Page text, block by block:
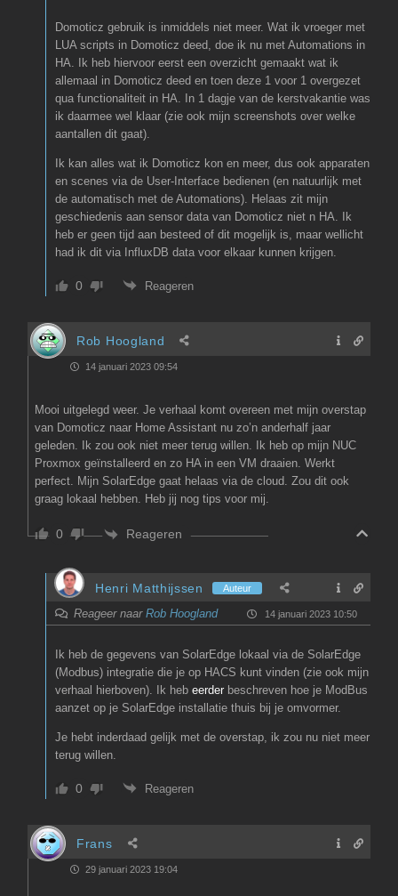
Domoticz gebruik is inmiddels niet meer. Wat ik vroeger met
LUA scripts in Domoticz deed, doe ik nu met Automations in
HA. Ik heb hiervoor eerst een overzicht gemaakt wat ik
allemaal in Domoticz deed en toen deze 1 voor 1 overgezet
qua functionaliteit in HA. In 1 dagje van de kerstvakantie was
ik daarmee wel klaar (zie ook mijn screenshots over welke
aantallen dit gaat).
Ik kan alles wat ik Domoticz kon en meer, dus ook apparaten
en scenes via de User-Interface bedienen (en natuurlijk met
de automatisch met de Automations). Helaas zit mijn
geschiedenis aan sensor data van Domoticz niet n HA. Ik
heb er geen tijd aan besteed of dit mogelijk is, maar wellicht
had ik dit via InfluxDB data voor elkaar kunnen krijgen.
0 Reageren
Rob Hoogland
14 januari 2023 09:54
Mooi uitgelegd weer. Je verhaal komt overeen met mijn overstap
van Domoticz naar Home Assistant nu zo’n anderhalf jaar
geleden. Ik zou ook niet meer terug willen. Ik heb op mijn NUC
Proxmox geïnstalleerd en zo HA in een VM draaien. Werkt
perfect. Mijn SolarEdge gaat helaas via de cloud. Zou dit ook
graag lokaal hebben. Heb jij nog tips voor mij.
0 Reageren
Henri Matthijssen Auteur
Reageer naar Rob Hoogland 14 januari 2023 10:50
Ik heb de gegevens van SolarEdge lokaal via de SolarEdge
(Modbus) integratie die je op HACS kunt vinden (zie ook mijn
verhaal hierboven). Ik heb eerder beschreven hoe je ModBus
aanzet op je SolarEdge installatie thuis bij je omvormer.
Je hebt inderdaad gelijk met de overstap, ik zou nu niet meer
terug willen.
0 Reageren
Frans
29 januari 2023 19:04